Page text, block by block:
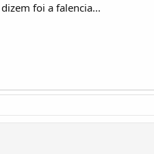
foi a falencia...